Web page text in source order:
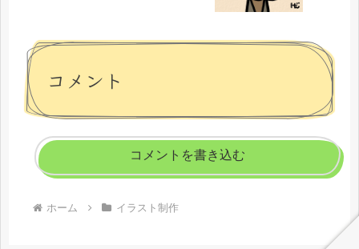
コメント
コメントを書き込む
ホーム イラスト制作